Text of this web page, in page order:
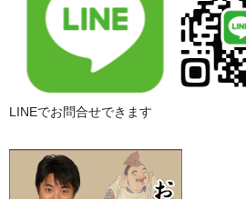
LINEでお問合せできます